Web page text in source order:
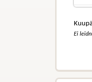
Ei